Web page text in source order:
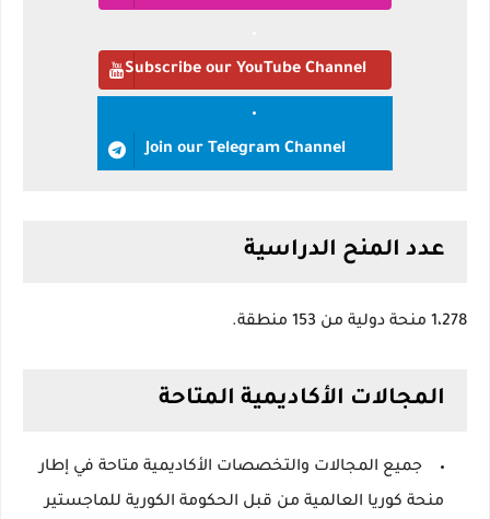
Subscribe our YouTube Channel
Join our Telegram Channel
عدد المنح الدراسية
1،278 منحة دولية من 153 منطقة.
المجالات الأكاديمية المتاحة
جميع المجالات والتخصصات الأكاديمية متاحة في إطار
منحة كوريا العالمية من قبل الحكومة الكورية للماجستير